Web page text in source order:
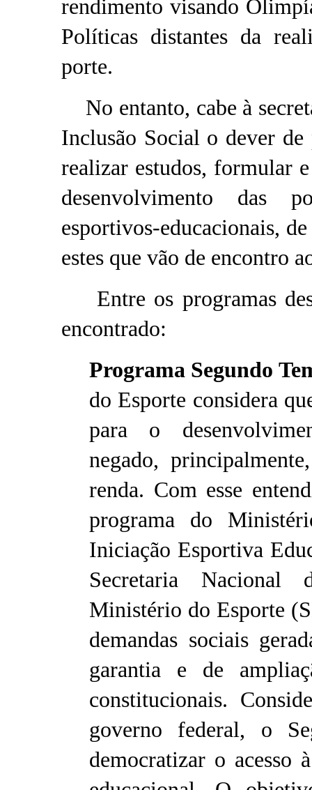
rendimento visando
Políticas distantes da
porte.
No entanto, cabe à
Inclusão Social o dever de
realizar estudos, formular
desenvolvimento das
esportivos-educacionais,
estes que vão de encontro
Entre os programas
encontrado:
Programa Segundo
do Esporte considera
para o
negado,
renda. Com esse
programa do
Iniciação Esportiva
Secretaria Nacional
Ministério do Esporte
demandas sociais
garantia e de
constitucionais.
governo federal, o
democratizar o acesso